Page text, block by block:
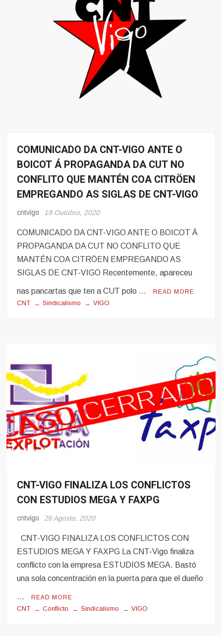
Noticias
COMUNICADO DA CNT-VIGO ANTE O
BOICOT Á PROPAGANDA DA CUT NO
CONFLITO QUE MANTÉN COA CITRÖEN
EMPREGANDO AS SIGLAS DE CNT-VIGO
cntvigo 19 Outubro, 2020
COMUNICADO DA CNT-VIGO ANTE O BOICOT Á
PROPAGANDA DA CUT NO CONFLITO QUE
MANTÉN COA CITRÖEN EMPREGANDO AS
SIGLAS DE CNT-VIGO Recentemente, apareceu
nas pancartas que ten a CUT polo … READ MORE
CNT Sindicalismo VIGO
Conflito
Noticias
CNT-VIGO FINALIZA LOS CONFLICTOS
CON ESTUDIOS MEGA Y FAXPG
cntvigo 26 Agosto, 2020
CNT-VIGO FINALIZA LOS CONFLICTOS CON
ESTUDIOS MEGA Y FAXPG La CNT-Vigo finaliza
conflicto con la empresa ESTUDIOS MEGA. Bastó
una sola concentración en la puerta para que el dueño
… READ MORE
CNT Conflicto Sindicalismo VIGO